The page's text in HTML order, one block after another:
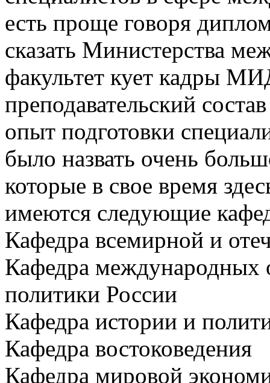
есть проще говоря
сказать Министерства
факультет кует кадры
преподавательский
опыт подготовки
было назвать очень
которые в свое время
имеются следующие
Кафедра всемирной и
Кафедра
политики России
Кафедра истории и
Кафедра востоковедения
Кафедра мировой